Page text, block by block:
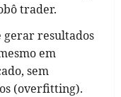
trader.
gerar resultados
em
sem
(overfitting).